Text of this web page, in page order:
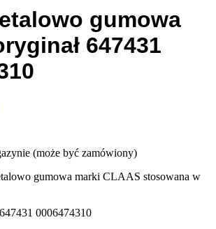
gumowa
647431
(może być zamówiony)
gumowa marki CLAAS stosowana w
0006474310